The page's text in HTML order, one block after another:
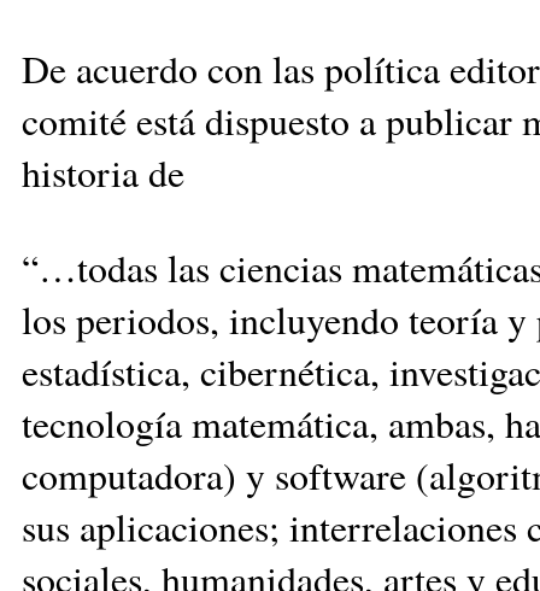
De acuerdo con las política
comité está dispuesto a publicar
historia de
“…todas las ciencias
los periodos, incluyendo teoría
estadística, cibernética,
tecnología matemática, ambas,
computadora) y software
sus aplicaciones; interrelaciones
sociales, humanidades, artes y